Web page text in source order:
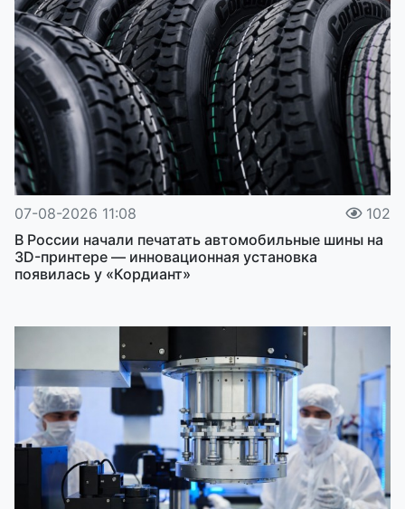
07-08-2026 11:08
102
В России начали печатать автомобильные шины на
3D-принтере — инновационная установка
появилась у «Кордиант»